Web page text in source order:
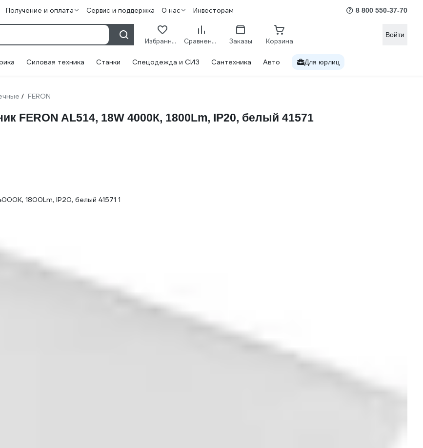
Получение и оплата Сервис и поддержка О нас Инвесторам 8 800 550-37-70
Избранное Сравнение Заказы Корзина
Войти
Силовая техника Станки Спецодежда и СИЗ Сантехника Авто Для юрлиц
/ FERON
FERON AL514, 18W 4000К, 1800Lm, IP20, белый 41571